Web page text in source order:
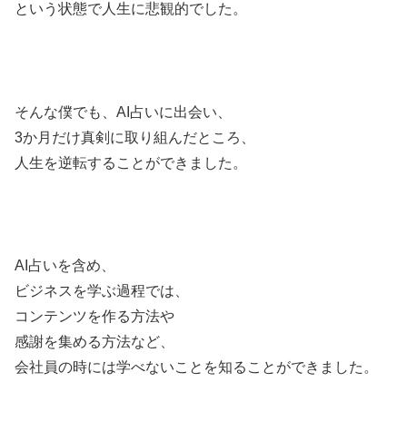
という状態で人生に悲観的でした。
そんな僕でも、AI占いに出会い、
3か月だけ真剣に取り組んだところ、
人生を逆転することができました。
AI占いを含め、
ビジネスを学ぶ過程では、
コンテンツを作る方法や
感謝を集める方法など、
会社員の時には学べないことを知ることができました。